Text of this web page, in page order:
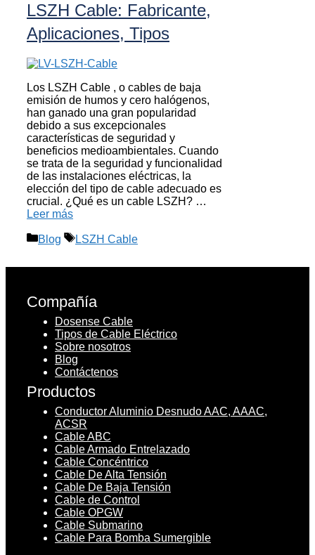
LSZH Cable: Fabricante,
Aplicaciones, Tipos
Los LSZH Cable , o cables de baja
emisión de humos y cero halógenos,
han ganado una gran popularidad
debido a sus excepcionales
características de seguridad y
beneficios medioambientales. Cuando
se trata de la seguridad y funcionalidad
de las instalaciones eléctricas, la
elección del tipo de cable adecuado es
crucial. ¿Qué es un cable LSZH? …
Leer más
Categorías
Blog Etiquetas
LSZH Cable
Compañía
Dosense Cable
Tipos de Cable Eléctrico
Sobre nosotros
Blog
Contáctenos
Productos
Conductor Aluminio Desnudo AAC, AAAC,
ACSR
Cable ABC
Cable Armado Entrelazado
Cable Concéntrico
Cable De Alta Tensión
Cable De Baja Tensión
Cable de Control
Cable OPGW
Cable Submarino
Cable Para Bomba Sumergible